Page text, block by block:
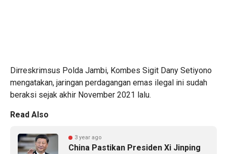
Dirreskrimsus Polda Jambi, Kombes Sigit Dany Setiyono
mengatakan, jaringan perdagangan emas ilegal ini sudah
beraksi sejak akhir November 2021 lalu.
Read Also
3 year ago
China Pastikan Presiden Xi Jinping